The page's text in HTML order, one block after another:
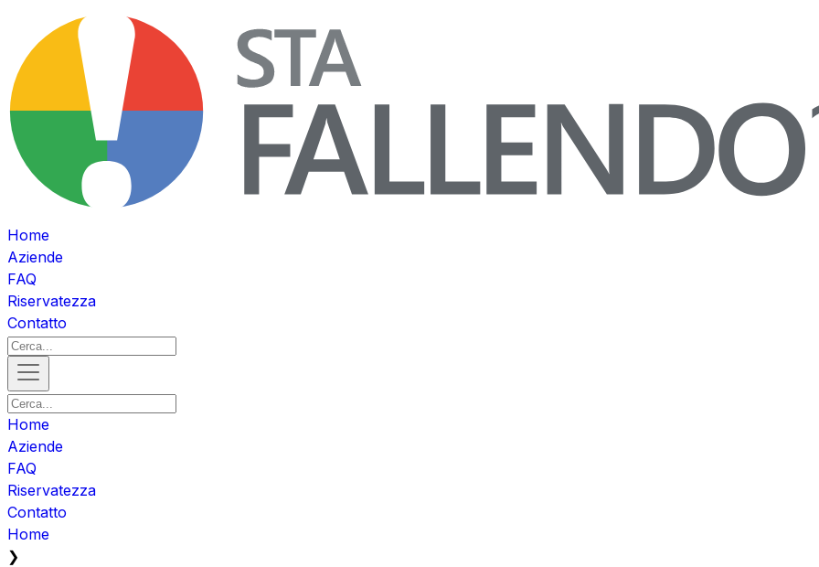
Home
Aziende
FAQ
Riservatezza
Contatto
Home
Aziende
FAQ
Riservatezza
Contatto
Home
❯